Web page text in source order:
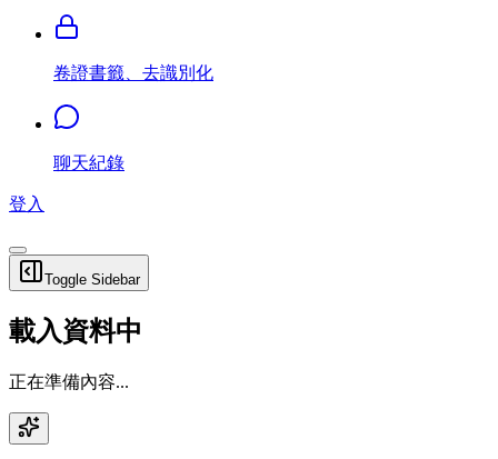
卷證書籤、去識別化
聊天紀錄
登入
Toggle Sidebar
載入資料中
正在準備內容...